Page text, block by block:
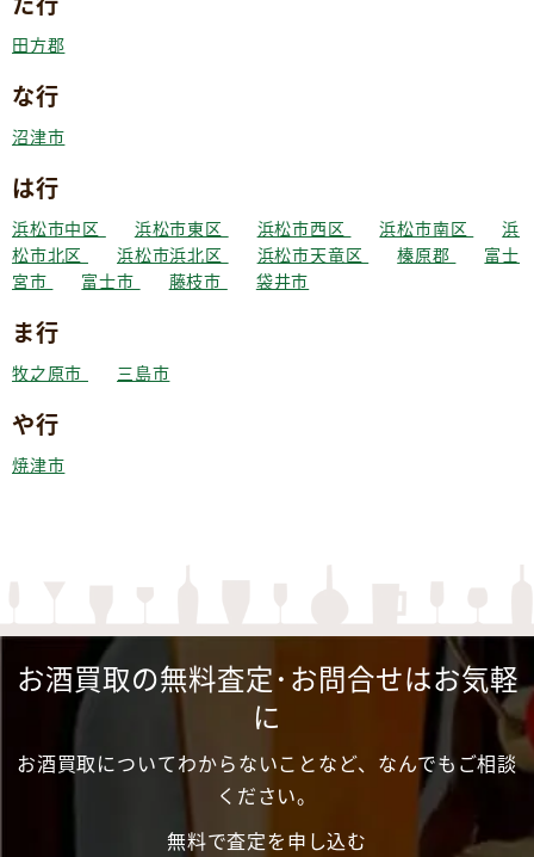
田方郡
な行
沼津市
は行
浜松市中区 浜松市東区 浜松市西区 浜松市南区
浜
松市北区
浜松市浜北区 浜松市天竜区 榛原郡
富士
宮市
富士市 藤枝市 袋井市
ま行
牧之原市 三島市
や行
焼津市
お酒買取の無料査定･お問合せはお気軽
に
お酒買取についてわからないことなど、なんでもご相談
ください。
無料で査定を申し込む